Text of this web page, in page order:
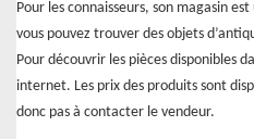
Pour les connaisseurs, son magasin
vous pouvez trouver des objets
Pour découvrir les pièces disponibles
internet. Les prix des produits sont
donc pas à contacter le vendeur.